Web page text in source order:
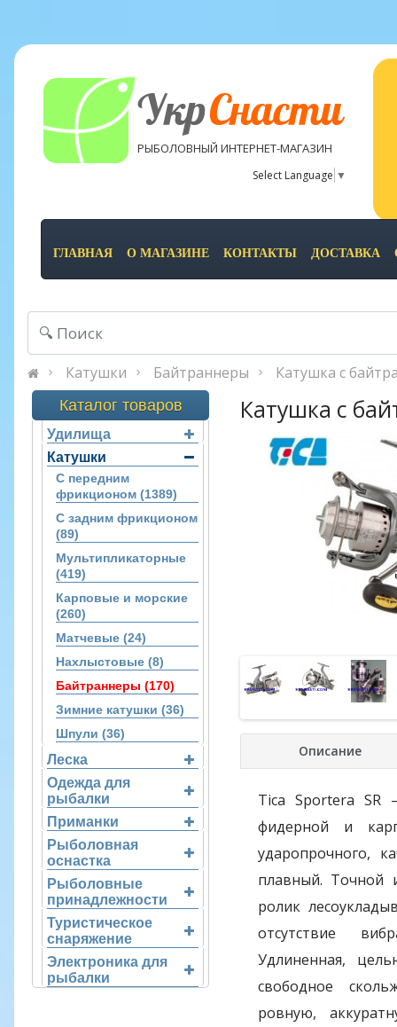
УкрСнасти
РЫБОЛОВНЫЙ ИНТЕРНЕТ-МАГАЗИН
Select Language ▼
ГЛАВНАЯ О МАГАЗИНЕ КОНТАКТЫ ДОСТАВКА
Катушки Байтраннеры Катушка с
Каталог товаров
Удилища
Катушки
С передним
фрикционом (1389)
С задним фрикционом
(89)
Мультипликаторные
(419)
Карповые и морские
(260)
Матчевые (24)
Нахлыстовые (8)
Байтраннеры (170)
Зимние катушки (36)
Шпули (36)
Леска
Одежда для
рыбалки
Приманки
Рыболовная
оснастка
Рыболовные
принадлежности
Туристическое
снаряжение
Электроника для
рыбалки
Катушка с
Описание
Tica Sportera SR
фидерной и
ударопрочного,
плавный. Точной
ролик
отсутствие
Удлиненная,
свободное
ровную,